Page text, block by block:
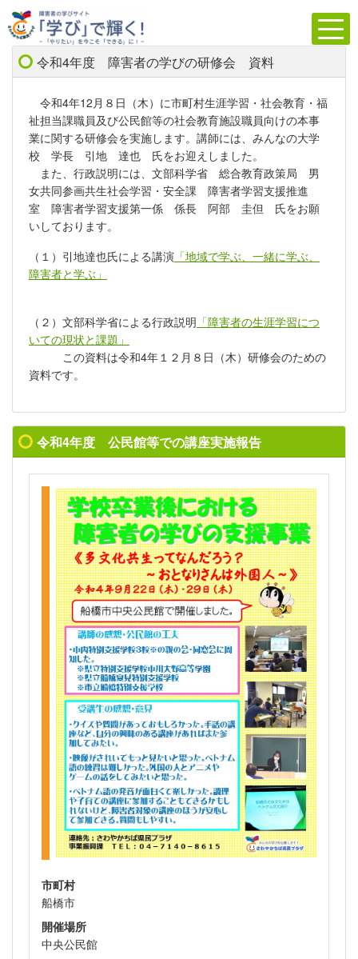
令和4年度 障害者の学びの研修会 資料
令和4年12月８日（木）に市町村生涯学習・社会教育・福
祉担当課職員及び公民館等の社会教育施設職員向けの本事
業に関する研修会を実施します。講師には、みんなの大学
校 学長 引地 達也 氏をお迎えしました。
また、行政説明には、文部科学省 総合教育政策局 男
女共同参画共生社会学習・安全課 障害者学習支援推進
室 障害者学習支援第一係 係長 阿部 圭但 氏をお願
いしております。
（１）引地達也氏による講演 「地域で学ぶ、一緒に学ぶ、
障害者と学ぶ」
（２）文部科学省による行政説明 「障害者の生涯学習につ
いての現状と課題」
この資料は令和4年１２月８日（木）研修会のための
資料です。
令和4年度 公民館等での講座実施報告
市町村
船橋市
開催場所
中央公民館